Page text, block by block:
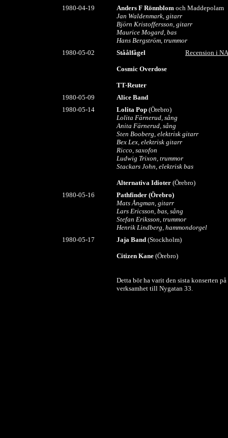
1980-04-19
Anders F Rönnblom och Maddepolam
Jan Waldenmark, gitarr
Björn Kristoffersson, gitarr
Maurice Mogard, bas
Hans Bergström, trummor
1980-05-02
Ståålfågel Recension i NA
Cosmic Overdose
TT-Reuter
1980-05-09
Alice Band
1980-05-14
Lolita Pop (Örebro)
Lolita Färnerud, sång
Anita Färnerud, sång
Sten Booberg, elektrisk gitarr
Bex Lex, elektrisk gitarr
Ricco, saxofon
Ludwig Trixon, trummor
Stackars John, elektrisk bas
Alternativa Idioter (Örebro)
1980-05-16
Pathfinder (Örebro)
Mats Ångman, gitarr
Lars Ericsson, bas, sång
Stefan Eriksson, trummor
Henrik Lindberg, hammondorgel
1980-05-17
Jaja Band (Stockholm)
Citizen Kane (Örebro)
Detta bör ha varit den sista konserten
verksamhet till Nygatan 33.